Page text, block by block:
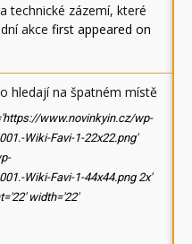
technické zázemí, které
akce first appeared on
hledají na špatném místě
www.novinkyin.cz/wp-
Wiki-Favi-1-22x22.png'
Wiki-Favi-1-44x44.png 2x'
width='22'